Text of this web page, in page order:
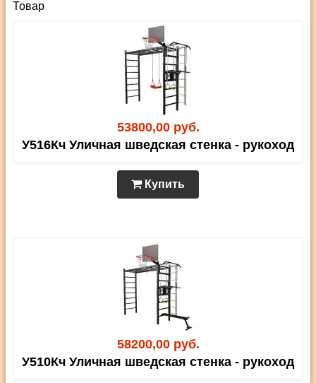
Товар
53800,00 руб.
У516Кч Уличная шведская стенка - рукоход
Купить
58200,00 руб.
У510Кч Уличная шведская стенка - рукоход